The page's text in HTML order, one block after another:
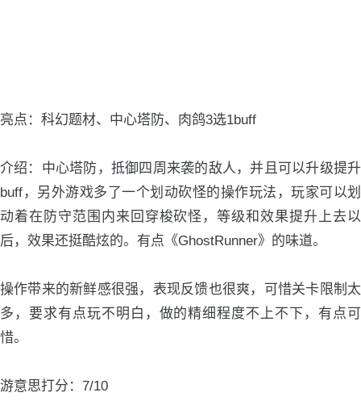
亮点：科幻题材、中心塔防、肉鸽3选1buff
介绍：中心塔防，抵御四周来袭的敌人，并且可以升级提升
buff，另外游戏多了一个划动砍怪的操作玩法，玩家可以划
动着在防守范围内来回穿梭砍怪，等级和效果提升上去以
后，效果还挺酷炫的。有点《GhostRunner》的味道。
操作带来的新鲜感很强，表现反馈也很爽，可惜关卡限制太
多，要求有点玩不明白，做的精细程度不上不下，有点可
惜。
游意思打分：7/10